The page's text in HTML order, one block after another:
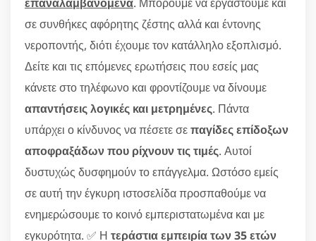
σε συνθήκες αφόρητης ζέστης αλλά και έντονης
νεροποντής, διότι έχουμε τον κατάλληλο εξοπλισμό.
Δείτε και τις επόμενες ερωτήσεις που εσείς μας
κάνετε στο τηλέφωνο και φροντίζουμε να δίνουμε
απαντήσεις λογικές και μετρημένες. Πάντα
υπάρχει ο κίνδυνος να πέσετε σεπαγίδες επίδοξων
αποφραξάδων που ρίχνουν τις τιμές. Αυτοί
δυστυχώς δυσφημούν το επάγγελμα. Ωστόσο εμείς
σε αυτή την έγκυρη ιστοσελίδα προσπαθούμε να
ενημερώσουμε το κοινό εμπεριστατωμένα και με
εγκυρότητα. ✅ Η τεράστια εμπειρία των 35 ετών